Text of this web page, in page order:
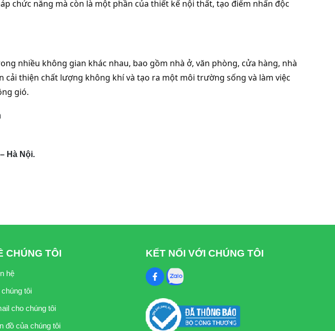
chức năng mà còn là một phần của thiết kế nội thất, tạo điểm nhấn độc
nhiều không gian khác nhau, bao gồm nhà ở, văn phòng, cửa hàng, nhà
cải thiện chất lượng không khí và tạo ra một môi trường sống và làm việc
gió.
Hà Nội.
CHÚNG TÔI
hệ
tôi
cho chúng tôi
đồ của chúng tôi
KẾT NỐI VỚI CHÚNG TÔI